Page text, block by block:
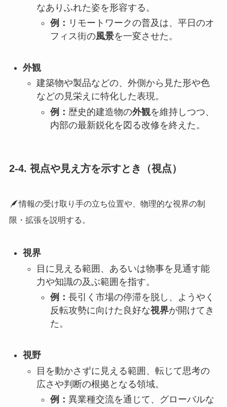
なありふれた姿を形容する。
例： リモートワークの普及は、平日のオ
フィス街の風景を一変させた。
外観
建築物や製品などの、外側から見た形や色
などの見栄えに特化した表現。
例： 歴史的建造物の外観を維持しつつ、
内部の最新鋭化を図る改修を終えた。
2-4. 視点や見え方を示すとき（視点）
情報の受け取り手の立ち位置や、物理的な視界の制
限・拡張を説明する。
視界
目に見える範囲、あるいは物事を見通す能
力や知識の及ぶ範囲を指す。
例： 長引く市場の停滞を脱し、ようやく
反転攻勢に向けた良好な視界が開けてき
た。
視野
目を動かさずに見える範囲、転じて思考の
広さや判断の根拠となる領域。
例： 異業種交流を通じて、グローバルな